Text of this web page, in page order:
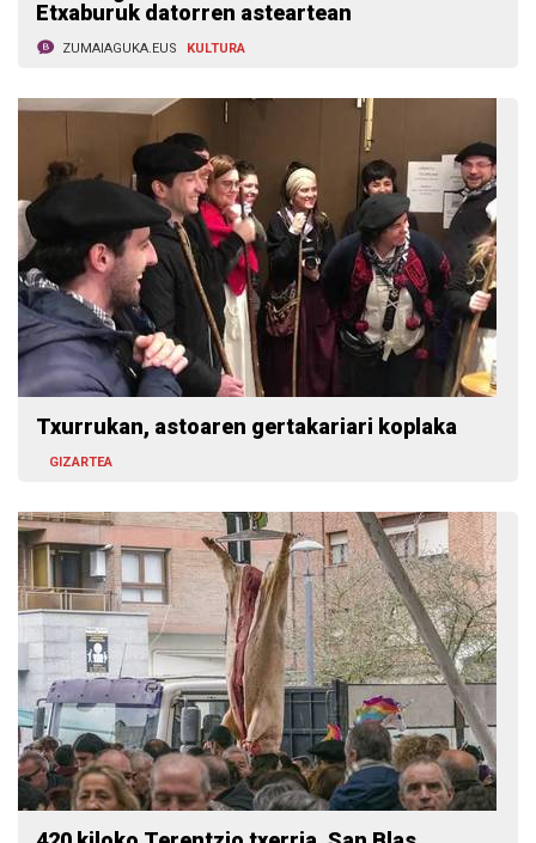
Etxaburuk datorren asteartean
ZUMAIAGUKA.EUS KULTURA
Txurrukan, astoaren gertakariari koplaka
GIZARTEA